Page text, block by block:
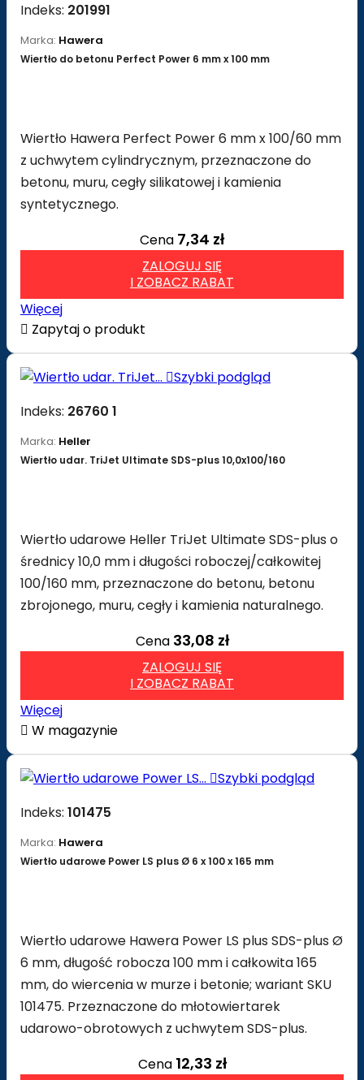
Indeks: 201991
Marka: Hawera
Wiertło do betonu Perfect Power 6 mm x 100 mm
Wiertło Hawera Perfect Power 6 mm x 100/60 mm
z uchwytem cylindrycznym, przeznaczone do
betonu, muru, cegły silikatowej i kamienia
syntetycznego.
Cena 7,34 zł
ZALOGUJ SIĘ
I ZOBACZ RABAT
Więcej
 Zapytaj o produkt
Szybki podgląd
Indeks: 26760 1
Marka: Heller
Wiertło udar. TriJet Ultimate SDS-plus 10,0x100/160
Wiertło udarowe Heller TriJet Ultimate SDS-plus o
średnicy 10,0 mm i długości roboczej/całkowitej
100/160 mm, przeznaczone do betonu, betonu
zbrojonego, muru, cegły i kamienia naturalnego.
Cena 33,08 zł
ZALOGUJ SIĘ
I ZOBACZ RABAT
Więcej
 W magazynie
Szybki podgląd
Indeks: 101475
Marka: Hawera
Wiertło udarowe Power LS plus Ø 6 x 100 x 165 mm
Wiertło udarowe Hawera Power LS plus SDS-plus Ø
6 mm, długość robocza 100 mm i całkowita 165
mm, do wiercenia w murze i betonie; wariant SKU
101475. Przeznaczone do młotowiertarek
udarowo-obrotowych z uchwytem SDS-plus.
Cena 12,33 zł